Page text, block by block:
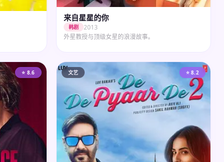
来自星星的你
韩剧
2013
外星教授与顶级女星的浪漫故事。
⭐ 8.6 文艺 ⭐ 8.2